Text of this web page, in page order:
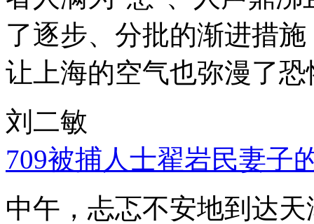
了逐步、分批的渐进措
让上海的空气也弥漫了
刘二敏
709被捕人士翟岩民妻子
中午，忐忑不安地到达